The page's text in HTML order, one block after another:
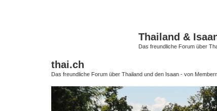
Thailand &
Das freundliche Forum über
thai.ch
Das freundliche Forum über Thailand und den Isaan - von